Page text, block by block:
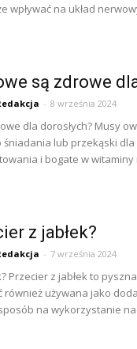
wpływać na układ
są zdrowe
- 8 września 2024
dla dorosłych? Musy
lub przekąski dla
i bogate w witaminy
z jabłek?
- 7 września 2024
Przecier z jabłek to
również używana jako
na wykorzystanie